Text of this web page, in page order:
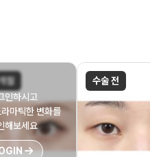
월
인하시고
마틱한 변화를
해보세요
수술 전